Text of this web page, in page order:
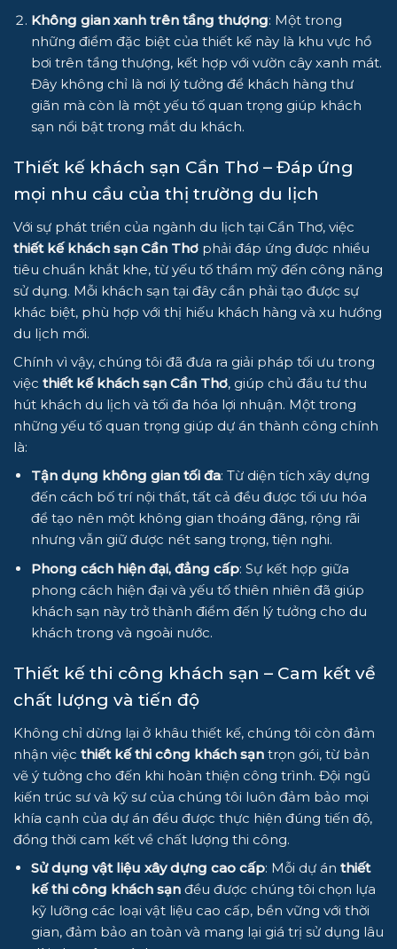
Không gian xanh trên tầng thượng: Một trong
những điểm đặc biệt của thiết kế này là khu vực hồ
bơi trên tầng thượng, kết hợp với vườn cây xanh mát.
Đây không chỉ là nơi lý tưởng để khách hàng thư
giãn mà còn là một yếu tố quan trọng giúp khách
sạn nổi bật trong mắt du khách.
Thiết kế khách sạn Cần Thơ – Đáp ứng
mọi nhu cầu của thị trường du lịch
Với sự phát triển của ngành du lịch tại Cần Thơ, việc
thiết kế khách sạn Cần Thơ phải đáp ứng được nhiều
tiêu chuẩn khắt khe, từ yếu tố thẩm mỹ đến công năng
sử dụng. Mỗi khách sạn tại đây cần phải tạo được sự
khác biệt, phù hợp với thị hiếu khách hàng và xu hướng
du lịch mới.
Chính vì vậy, chúng tôi đã đưa ra giải pháp tối ưu trong
việc thiết kế khách sạn Cần Thơ, giúp chủ đầu tư thu
hút khách du lịch và tối đa hóa lợi nhuận. Một trong
những yếu tố quan trọng giúp dự án thành công chính
là:
Tận dụng không gian tối đa: Từ diện tích xây dựng
đến cách bố trí nội thất, tất cả đều được tối ưu hóa
để tạo nên một không gian thoáng đãng, rộng rãi
nhưng vẫn giữ được nét sang trọng, tiện nghi.
Phong cách hiện đại, đẳng cấp: Sự kết hợp giữa
phong cách hiện đại và yếu tố thiên nhiên đã giúp
khách sạn này trở thành điểm đến lý tưởng cho du
khách trong và ngoài nước.
Thiết kế thi công khách sạn – Cam kết về
chất lượng và tiến độ
Không chỉ dừng lại ở khâu thiết kế, chúng tôi còn đảm
nhận việc thiết kế thi công khách sạn trọn gói, từ bản
vẽ ý tưởng cho đến khi hoàn thiện công trình. Đội ngũ
kiến trúc sư và kỹ sư của chúng tôi luôn đảm bảo mọi
khía cạnh của dự án đều được thực hiện đúng tiến độ,
đồng thời cam kết về chất lượng thi công.
Sử dụng vật liệu xây dựng cao cấp: Mỗi dự án thiết
kế thi công khách sạnđều được chúng tôi chọn lựa
kỹ lưỡng các loại vật liệu cao cấp, bền vững với thời
gian, đảm bảo an toàn và mang lại giá trị sử dụng lâu